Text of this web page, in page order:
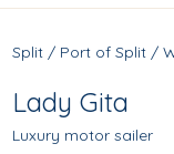
Split / Port of Split /
Lady Gita
Luxury motor sailer